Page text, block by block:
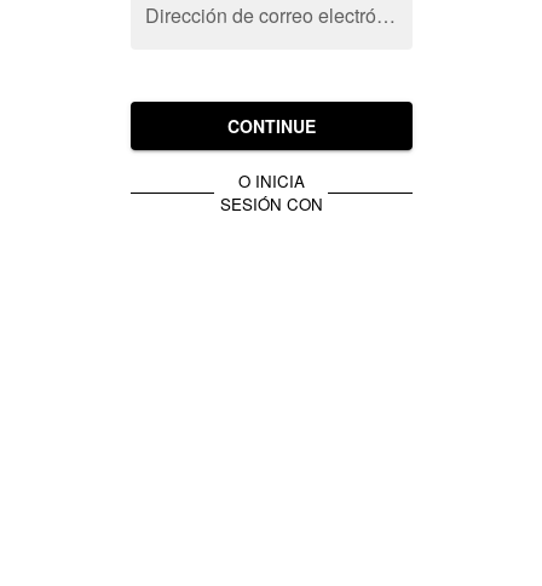
Dirección de correo electrónico
CONTINUE
O INICIA
SESIÓN CON